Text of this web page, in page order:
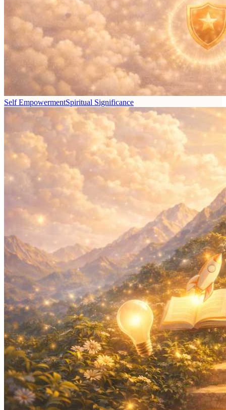
Self EmpowermentSpiritual Significance